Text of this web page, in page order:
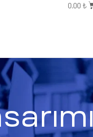
0.00 ₺